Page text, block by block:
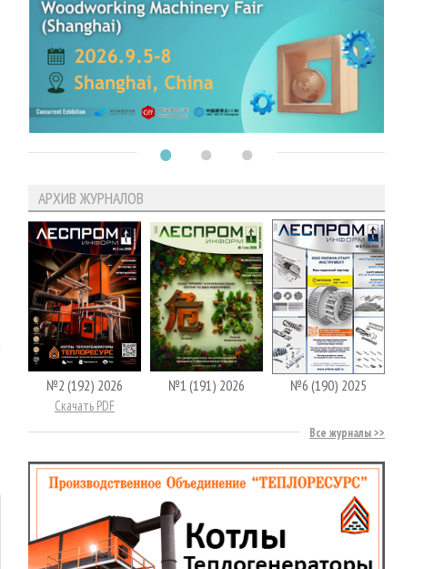
АРХИВ ЖУРНАЛОВ
№2 (192) 2026
Скачать PDF
№1 (191) 2026 №6 (190) 2025
Все журналы